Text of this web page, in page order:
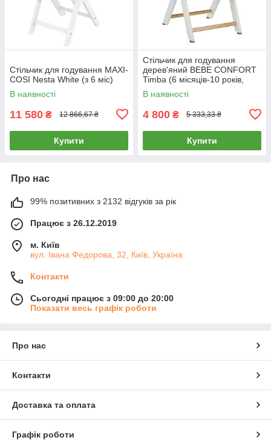
Стільчик для годування MAXI-
COSI Nesta White (з 6 міс)
В наявності
11 580 ₴ 12 866,67 ₴
Купити
Стільчик для годування
дерев'яний BEBE CONFORT
Timba (6 місяців-10 років,
вкладиш) Light wood/Beige
Бежевий
В наявності
4 800 ₴ 5 333,33 ₴
Купити
Про нас
99% позитивних з 2132 відгуків за рік
Працює з 26.12.2019
м. Київ
вул. Івана Федорова, 32, Київ, Україна
Контакти
Сьогодні працює з 09:00 до 20:00
Показати весь графік роботи
Про нас
Контакти
Доставка та оплата
Графік роботи